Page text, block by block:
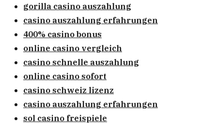
gorilla casino auszahlung
casino auszahlung erfahrungen
400% casino bonus
online casino vergleich
casino schnelle auszahlung
online casino sofort
casino schweiz lizenz
casino auszahlung erfahrungen
sol casino freispiele